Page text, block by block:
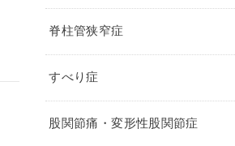
脊柱管狭窄症
すべり症
股関節痛・変形性股関節症